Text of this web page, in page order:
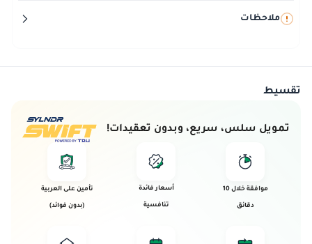
ملاحظات
تقسيط
تمويل سلس، سريع، وبدون تعقيدات!
موافقة خلال 10
دقائق
أسعار فائدة
تنافسية
تأمين على العربية
(بدون فوائد)